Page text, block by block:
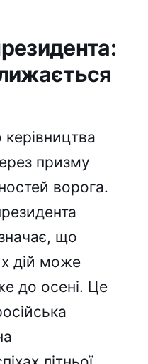
керівництва
призму
ворога.
що
дій може
до осені. Це